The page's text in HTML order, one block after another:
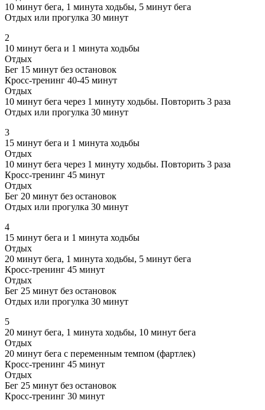
10 минут бега, 1 минута ходьбы, 5 минут бега
Отдых или прогулка 30 минут
2
10 минут бега и 1 минута ходьбы
Отдых
Бег 15 минут без остановок
Кросс-тренинг 40-45 минут
Отдых
10 минут бега через 1 минуту ходьбы. Повторить 3 раза
Отдых или прогулка 30 минут
3
15 минут бега и 1 минута ходьбы
Отдых
10 минут бега через 1 минуту ходьбы. Повторить 3 раза
Кросс-тренинг 45 минут
Отдых
Бег 20 минут без остановок
Отдых или прогулка 30 минут
4
15 минут бега и 1 минута ходьбы
Отдых
20 минут бега, 1 минута ходьбы, 5 минут бега
Кросс-тренинг 45 минут
Отдых
Бег 25 минут без остановок
Отдых или прогулка 30 минут
5
20 минут бега, 1 минута ходьбы, 10 минут бега
Отдых
20 минут бега с переменным темпом (фартлек)
Кросс-тренинг 45 минут
Отдых
Бег 25 минут без остановок
Кросс-тренинг 30 минут